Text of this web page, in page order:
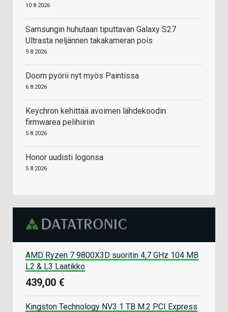
10.8.2026
Samsungin huhutaan tiputtavan Galaxy S27
Ultrasta neljännen takakameran pois
9.8.2026
Doom pyörii nyt myös Paintissa
6.8.2026
Keychron kehittää avoimen lähdekoodin
firmwarea pelihiiriin
5.8.2026
Honor uudisti logonsa
5.8.2026
AMD Ryzen 7 9800X3D suoritin 4,7 GHz 104 MB
L2 & L3 Laatikko
439,00 €
Kingston Technology NV3 1 TB M.2 PCI Express